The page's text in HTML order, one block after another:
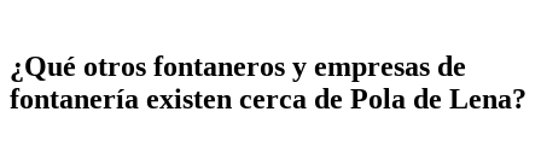
¿Qué otros fontaneros y empresas de
fontanería existen cerca de Pola de Lena?